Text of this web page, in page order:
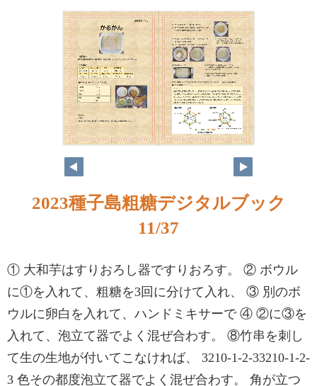
2023種子島粗糖デジタルブック
11/37
① 大和芋はすりおろし器ですりおろす。 ② ボウル
に①を入れて、粗糖を3回に分けて入れ、 ③ 別のボ
ウルに卵白を入れて、ハンドミキサーで ④ ②に③を
入れて、泡立て器でよく混ぜ合わす。 ⑧竹串を刺し
て生の生地が付いてこなければ、 3210-1-2-33210-1-2-
3 色その都度泡立て器でよく混ぜ合わす。 角が立つ